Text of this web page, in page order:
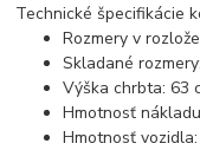
Technické špecifikácie
Rozmery v
Skladané
Výška chrbta: 63
Hmotnosť
Hmotnosť